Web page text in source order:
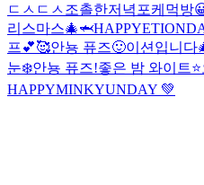
ㄷㅅ ㄷㅅ조촐한저녁 포케먹방
리스마스🎄
프💕🥰안뇽 퓨즈🙂이션입니다
눈❄️안뇽 퓨즈!좋은 밤 와이트⭐️
HAPPYMINKYUNDAY 💚